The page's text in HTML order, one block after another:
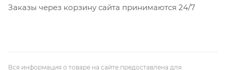
Заказы через корзину сайта принимаются 24/7
Вся информация о товаре на сайте предоставлена для